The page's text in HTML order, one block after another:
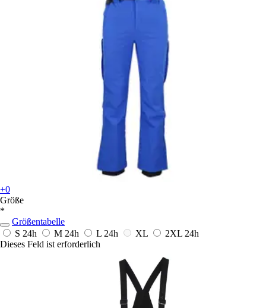
+0
Größe
*
Größentabelle
S 24h M 24h L 24h XL 2XL 24h
Dieses Feld ist erforderlich